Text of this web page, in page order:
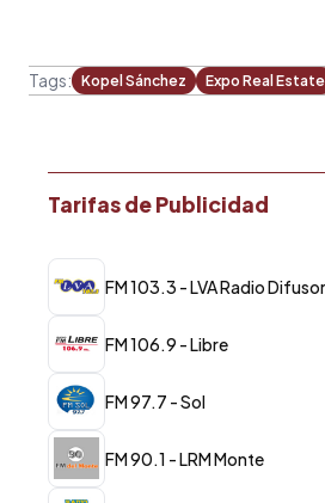
Tags: Kopel Sánchez Expo Real Estate
Tarifas de Publicidad
FM 103.3 - LVA Radio
FM 106.9 - Libre
FM 97.7 - Sol
FM 90.1 - LRM Monte